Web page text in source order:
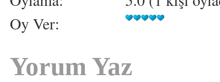
Oy Ver:
Yorum Yaz